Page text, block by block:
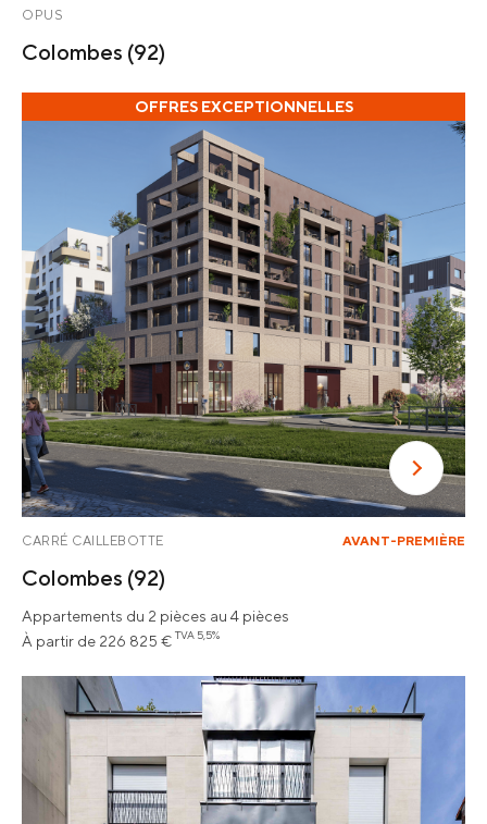
OPUS
Colombes (92)
OFFRES EXCEPTIONNELLES
AVANT-PREMIÈRE
CARRÉ CAILLEBOTTE
Colombes (92)
Appartements du 2 pièces au 4 pièces
À partir de 226 825 € TVA 5,5%